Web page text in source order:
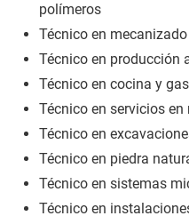
polímeros
Técnico en mecanizado
Técnico en producción
Técnico en cocina y
Técnico en servicios en
Técnico en
Técnico en piedra
Técnico en sistemas
Técnico en